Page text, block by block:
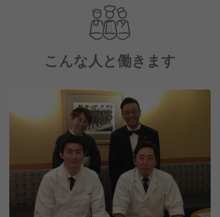
る舞う、落ち着いた気品ある空間です。お客様一人ひ
とりのお名前やアレルギー情報を把握する細やかな気
配りを徹底しており、アットホームながらもワンラン
ク上の上質な時間を提供しています。伝統的な礼法に
基づいた丁寧な接客により、お食事だけでなく、心温
まるひとときをお過ごしいただけます。
こんな人と働きます